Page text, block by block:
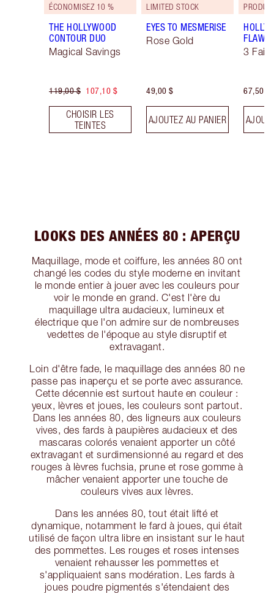
ÉCONOMISEZ 10 %
THE HOLLYWOOD
CONTOUR DUO
Magical Savings
119,00 $ 107,10 $
CHOISIR LES
TEINTES
LIMITED STOCK
EYES TO MESMERISE
Rose Gold
49,00 $
AJOUTEZ AU PANIER
3 Fair
67,50 $
LOOKS DES ANNÉES 80 : APERÇU
Maquillage, mode et coiffure, les années 80 ont
changé les codes du style moderne en invitant
le monde entier à jouer avec les couleurs pour
voir le monde en grand. C'est l'ère du
maquillage ultra audacieux, lumineux et
électrique que l'on admire sur de nombreuses
vedettes de l'époque au style disruptif et
extravagant.
Loin d'être fade, le maquillage des années 80 ne
passe pas inaperçu et se porte avec assurance.
Cette décennie est surtout haute en couleur :
yeux, lèvres et joues, les couleurs sont partout.
Dans les années 80, des ligneurs aux couleurs
vives, des fards à paupières audacieux et des
mascaras colorés venaient apporter un côté
extravagant et surdimensionné au regard et des
rouges à lèvres fuchsia, prune et rose gomme à
mâcher venaient apporter une touche de
couleurs vives aux lèvres.
Dans les années 80, tout était lifté et
dynamique, notamment le fard à joues, qui était
utilisé de façon ultra libre en insistant sur le haut
des pommettes. Les rouges et roses intenses
venaient rehausser les pommettes et
s'appliquaient sans modération. Les fards à
joues poudre pigmentés s'étendaient des